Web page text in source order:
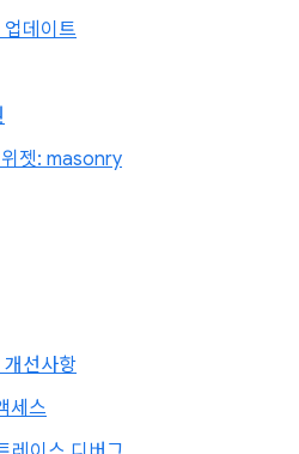
데이트
젯: masonry
선사항
세스